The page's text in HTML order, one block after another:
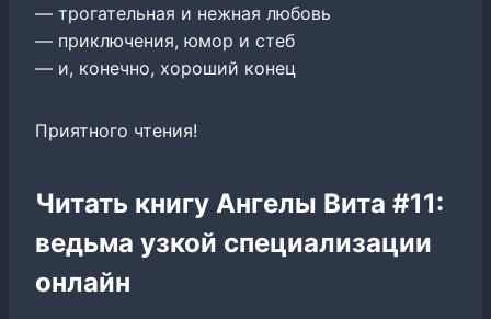
— трогательная и нежная любовь
— приключения, юмор и стеб
— и, конечно, хороший конец
Приятного чтения!
Читать книгу Ангелы Вита #11:
ведьма узкой специализации
онлайн